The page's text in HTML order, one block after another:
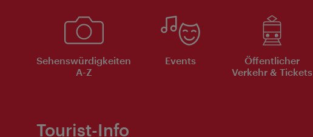
Sehenswürdigkeiten
A-Z
Events
Öffentlicher
Verkehr & Tickets
Tourist-Info